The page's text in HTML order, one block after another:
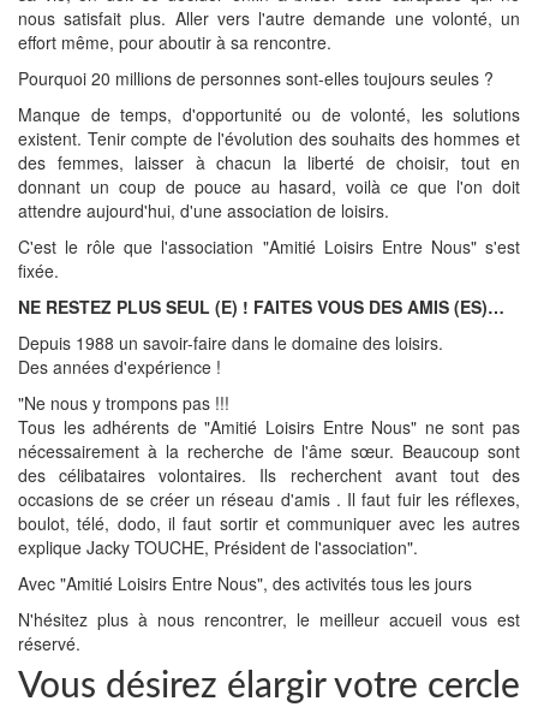
nous satisfait plus. Aller vers l'autre demande une volonté, un
effort même, pour aboutir à sa rencontre.
Pourquoi 20 millions de personnes sont-elles toujours seules ?
Manque de temps, d'opportunité ou de volonté, les solutions
existent. Tenir compte de l'évolution des souhaits des hommes et
des femmes, laisser à chacun la liberté de choisir, tout en
donnant un coup de pouce au hasard, voilà ce que l'on doit
attendre aujourd'hui, d'une association de loisirs.
C'est le rôle que l'association "Amitié Loisirs Entre Nous" s'est
fixée.
NE RESTEZ PLUS SEUL (E) ! FAITES VOUS DES AMIS (ES)…
Depuis 1988 un savoir-faire dans le domaine des loisirs.
Des années d'expérience !
"Ne nous y trompons pas !!!
Tous les adhérents de "Amitié Loisirs Entre Nous" ne sont pas
nécessairement à la recherche de l'âme sœur. Beaucoup sont
des célibataires volontaires. Ils recherchent avant tout des
occasions de se créer un réseau d'amis . Il faut fuir les réflexes,
boulot, télé, dodo, il faut sortir et communiquer avec les autres
explique Jacky TOUCHE, Président de l'association".
Avec "Amitié Loisirs Entre Nous", des activités tous les jours
N'hésitez plus à nous rencontrer, le meilleur accueil vous est
réservé.
Vous désirez élargir votre cercle